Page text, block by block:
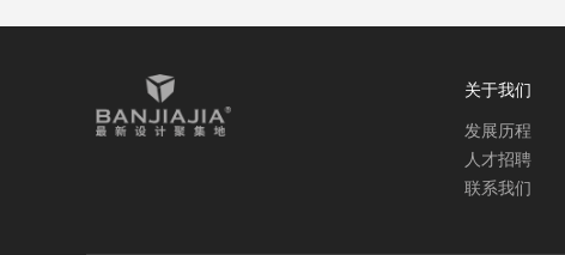
关于我们
发展历程
人才招聘
联系我们